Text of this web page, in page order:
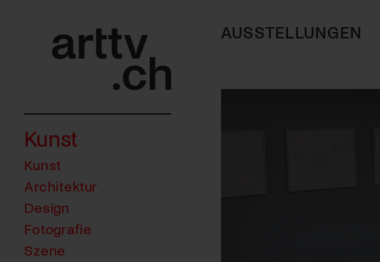
Kunst
Kunst
Architektur
Design
Fotografie
Szene
AUSSTELLUNGEN